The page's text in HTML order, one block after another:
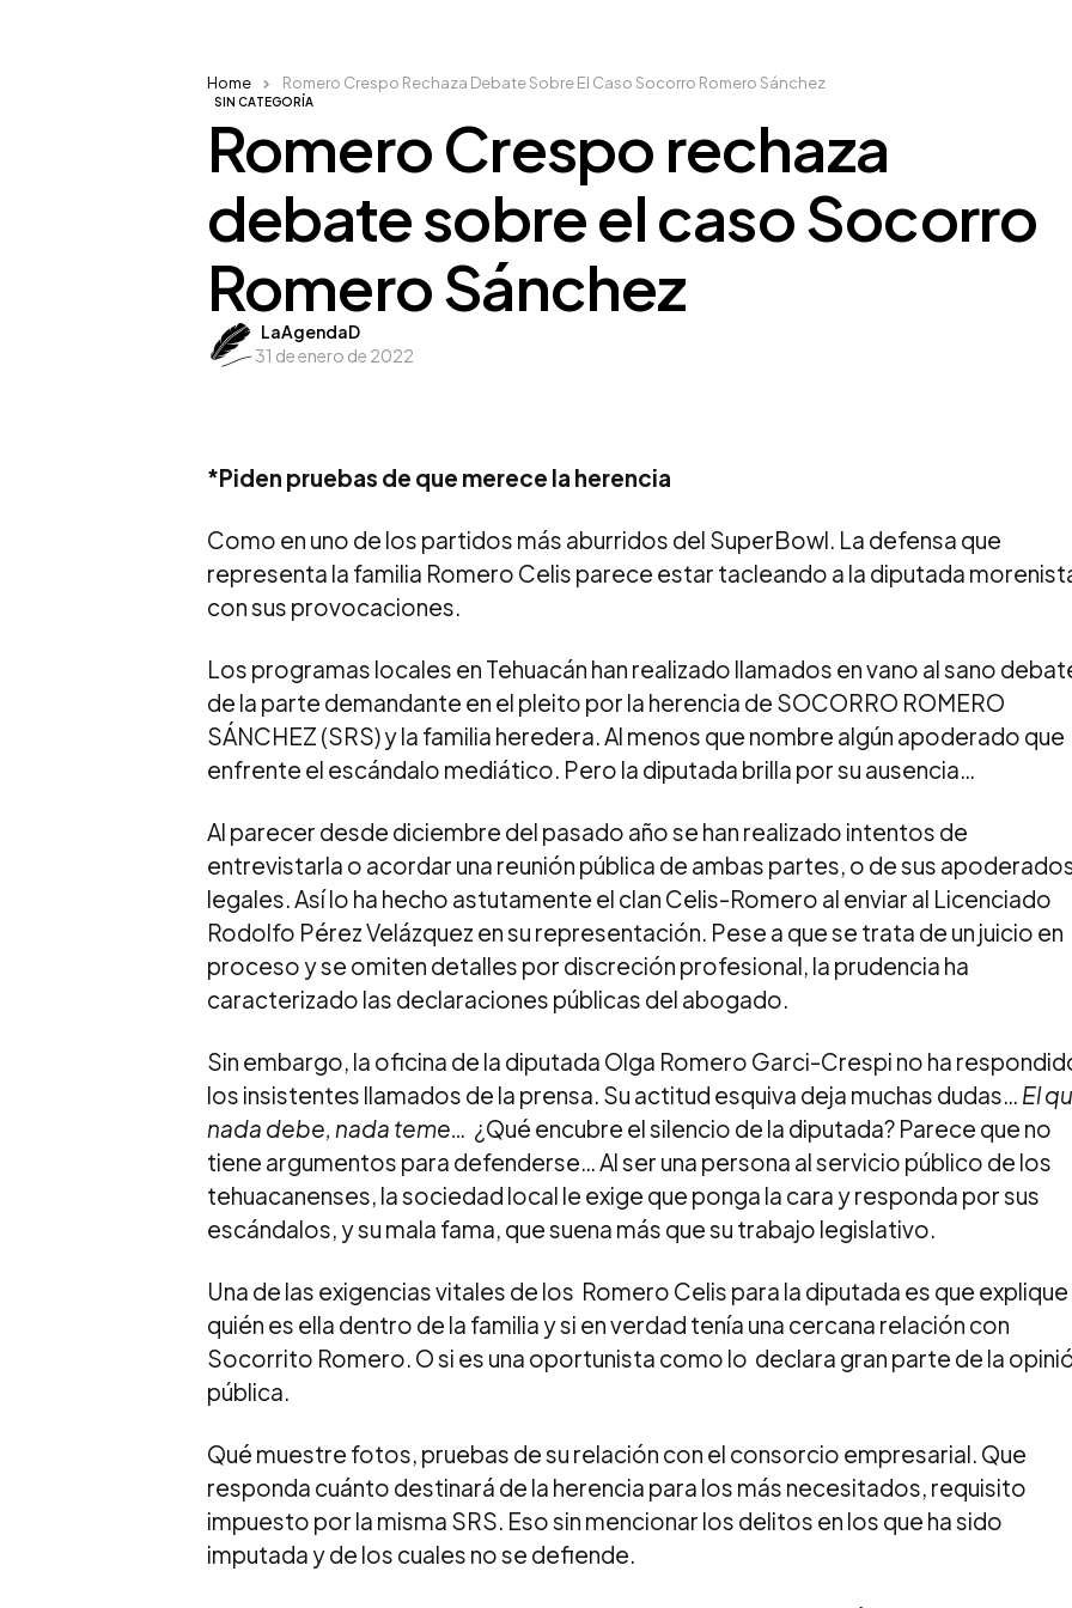
SIN CATEGORÍA
Romero Crespo rechaza
debate sobre el caso Socorro
Romero Sánchez
Posted
by
LaAgendaD
31 de enero de 2022
Home Romero Crespo Rechaza Debate Sobre El Caso Socorro Romero Sánchez
*Piden pruebas de que merece la herencia
Como en uno de los partidos más aburridos del SuperBowl. La defensa que
representa la familia Romero Celis parece estar tacleando a la diputada
con sus provocaciones.
Los programas locales en Tehuacán han realizado llamados en vano al sano
de la parte demandante en el pleito por la herencia de SOCORRO ROMERO
SÁNCHEZ (SRS) y la familia heredera. Al menos que nombre algún apoderado que
enfrente el escándalo mediático. Pero la diputada brilla por su ausencia…
Al parecer desde diciembre del pasado año se han realizado intentos de
entrevistarla o acordar una reunión pública de ambas partes, o de sus
legales. Así lo ha hecho astutamente el clan Celis-Romero al enviar al Licenciado
Rodolfo Pérez Velázquez en su representación. Pese a que se trata de un juicio en
proceso y se omiten detalles por discreción profesional, la prudencia ha
caracterizado las declaraciones públicas del abogado.
Sin embargo, la oficina de la diputada Olga Romero Garci-Crespi no ha
los insistentes llamados de la prensa. Su actitud esquiva deja muchas dudas… El
nada debe, nada teme… ¿Qué encubre el silencio de la diputada? Parece que no
tiene argumentos para defenderse… Al ser una persona al servicio público de los
tehuacanenses, la sociedad local le exige que ponga la cara y responda por sus
escándalos, y su mala fama, que suena más que su trabajo legislativo.
Una de las exigencias vitales de los Romero Celis para la diputada es que explique
quién es ella dentro de la familia y si en verdad tenía una cercana relación con
Socorrito Romero. O si es una oportunista como lo declara gran parte de la
pública.
Qué muestre fotos, pruebas de su relación con el consorcio empresarial. Que
responda cuánto destinará de la herencia para los más necesitados, requisito
impuesto por la misma SRS. Eso sin mencionar los delitos en los que ha sido
imputada y de los cuales no se defiende.